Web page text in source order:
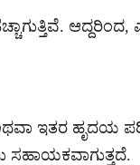
ಆದ್ದರಿಂದ,
ಇತರ ಹೃದಯ
ಸಹಾಯಕವಾಗುತ್ತದೆ.